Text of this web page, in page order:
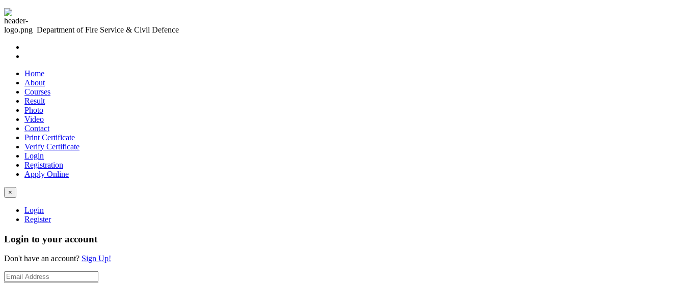
Department of Fire Service & Civil Defence
Home
About
Courses
Result
Photo
Video
Contact
Print Certificate
Verify Certificate
Login
Registration
Apply Online
×
Login
Register
Login to your account
Don't have an account? Sign Up!